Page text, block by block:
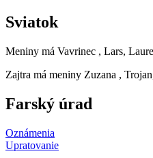
Sviatok
Meniny má Vavrinec , Lars,
Zajtra má meniny Zuzana ,
Farský úrad
Oznámenia
Upratovanie